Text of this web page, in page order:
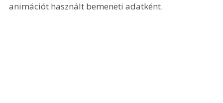
animációt használt bemeneti adatként.